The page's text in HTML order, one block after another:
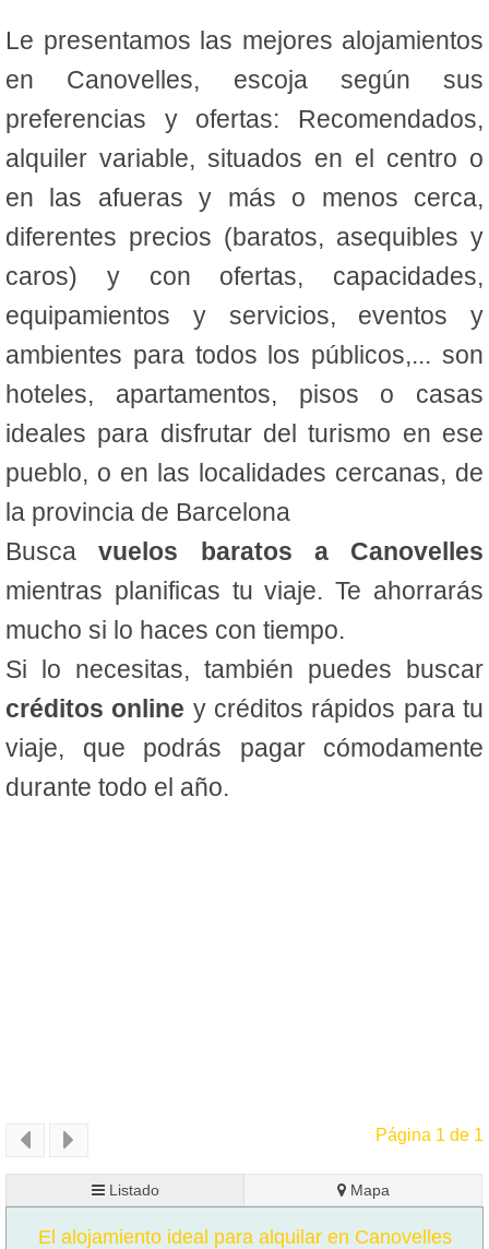
Le presentamos las mejores alojamientos
en Canovelles, escoja según sus
preferencias y ofertas: Recomendados,
alquiler variable, situados en el centro o
en las afueras y más o menos cerca,
diferentes precios (baratos, asequibles y
caros) y con ofertas, capacidades,
equipamientos y servicios, eventos y
ambientes para todos los públicos,... son
hoteles, apartamentos, pisos o casas
ideales para disfrutar del turismo en ese
pueblo, o en las localidades cercanas, de
la provincia de Barcelona
Buscavuelos baratos a Canovelles
mientras planificas tu viaje. Te ahorrarás
mucho si lo haces con tiempo.
Si lo necesitas, también puedes buscar
créditos online y créditos rápidos para tu
viaje, que podrás pagar cómodamente
durante todo el año.
Página 1 de 1
Listado Mapa
El alojamiento ideal para alquilar en Canovelles